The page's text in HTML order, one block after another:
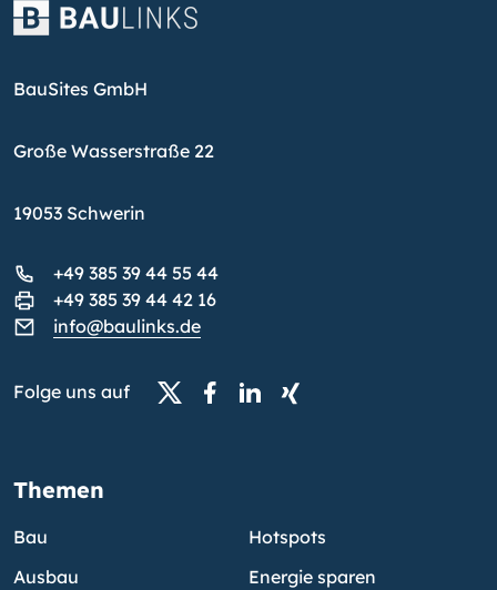
BauSites GmbH
Große Wasserstraße 22
19053 Schwerin
+49 385 39 44 55 44
+49 385 39 44 42 16
info@baulinks.de
Folge uns auf
Themen
Bau
Ausbau
Hotspots
Energie sparen